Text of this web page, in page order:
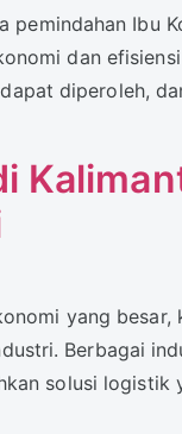
Ibu
dan
diperoleh,
yang
Berbagai
solusi